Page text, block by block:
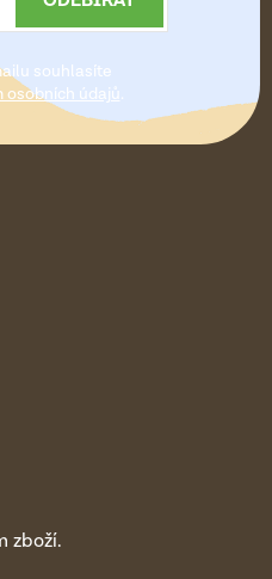
souhlasíte
osobních údajů.
zboží.